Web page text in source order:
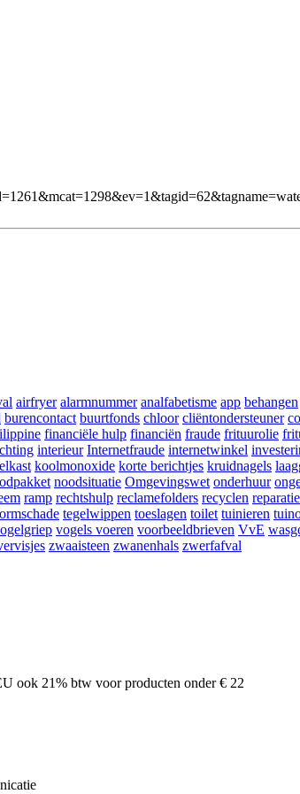
airfryer alarmnummer analfabetisme app behangen
burencontact buurtfonds chloor cliëntondersteuner
financiële hulp financiën fraude frituurolie
interieur Internetfraude internetwinkel
koolmonoxide korte berichtjes kruidnagels
noodsituatie Omgevingswet onderhuur
ramp rechtshulp reclamefolders recyclen
tegelwippen toeslagen toilet tuinieren
vogels voeren voorbeeldbrieven VvE
zwaaisteen zwanenhals zwerfafval
ook 21% btw voor producten onder € 22